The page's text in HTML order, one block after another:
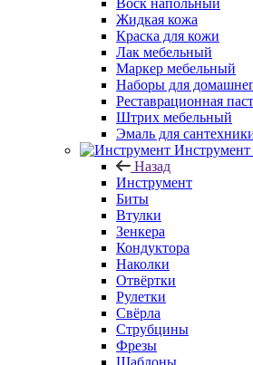
Воск напольный
Жидкая кожа
Краска для кожи
Лак мебельный
Маркер мебельный
Наборы для
Реставрационная
Штрих мебельный
Эмаль для
Инструмент
Назад
Инструмент
Биты
Втулки
Зенкера
Кондуктора
Наколки
Отвёртки
Рулетки
Свёрла
Струбцины
Фрезы
Шаблоны